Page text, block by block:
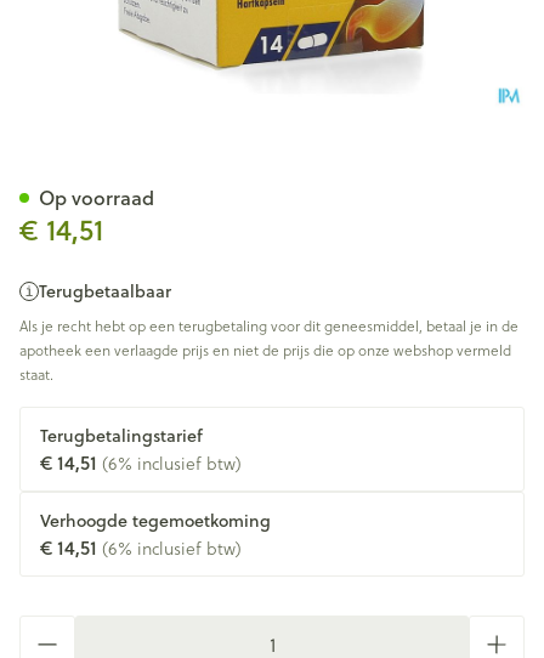
€ 14,51
Terugbetaalbaar
Als je recht hebt op een terugbetaling voor dit geneesmiddel, betaal je in de
apotheek een verlaagde prijs en niet de prijs die op onze webshop vermeld
staat.
Terugbetalingstarief
€ 14,51 (6% inclusief btw)
Verhoogde tegemoetkoming
€ 14,51 (6% inclusief btw)
Op voorraad